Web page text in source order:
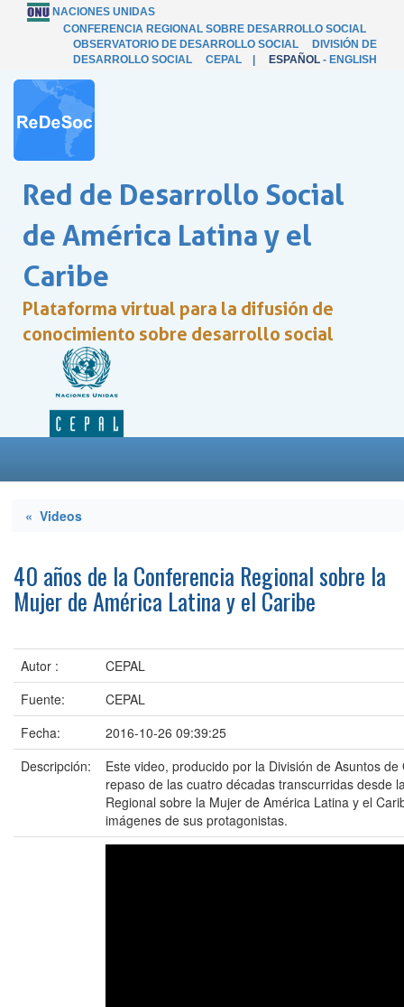
NACIONES UNIDAS
CONFERENCIA REGIONAL SOBRE DESARROLLO SOCIAL
OBSERVATORIO DE DESARROLLO SOCIAL
DIVISIÓN DE
DESARROLLO SOCIAL
CEPAL ESPAÑOL - ENGLISH
Red de Desarrollo Social
de América Latina y el
Caribe
Plataforma virtual para la difusión de
conocimiento sobre desarrollo social
« Videos
40 años de la Conferencia Regional sobre la
Mujer de América Latina y el Caribe
Autor :
CEPAL
Fuente:
CEPAL
Fecha:
2016-10-26 09:39:25
Descripción:
Este video, producido por la División de Asuntos
repaso de las cuatro décadas transcurridas desde
Regional sobre la Mujer de América Latina y el
imágenes de sus protagonistas.